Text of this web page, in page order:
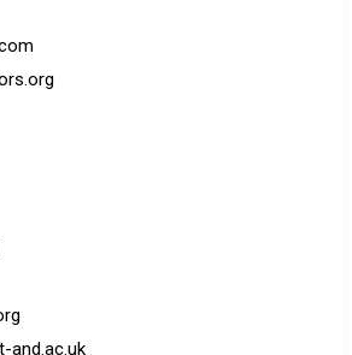
and.ac.uk